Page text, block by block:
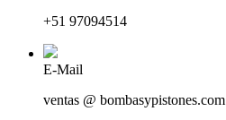
+51 97094514
E-Mail
ventas @ bombasypistones.com